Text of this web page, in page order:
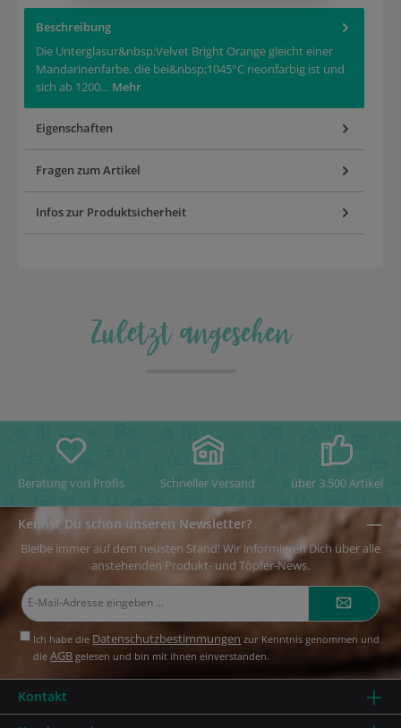
Beschreibung
Die Unterglasur&nbsp;Velvet Bright Orange gleicht einer
Mandarinenfarbe, die bei&nbsp;1045°C neonfarbig ist und
sich ab 1200… Mehr
Eigenschaften
Fragen zum Artikel
Infos zur Produktsicherheit
Zuletzt angesehen
Beratung von Profis Schneller Versand über 3.500 Artikel
Kennst Du schon unseren Newsletter?
Bleibe immer auf dem neusten Stand! Wir informieren Dich über alle
anstehenden Produkt- und Töpfer-News.
Ich habe die Datenschutzbestimmungen zur Kenntnis genommen und
dieAGB gelesen und bin mit ihnen einverstanden.
Kontakt